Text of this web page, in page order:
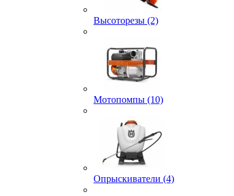
Высоторезы (2)
Мотопомпы (10)
Опрыскиватели (4)